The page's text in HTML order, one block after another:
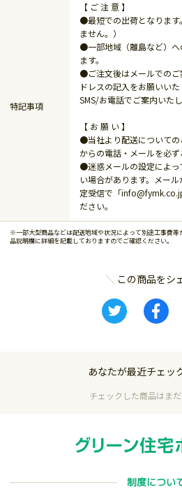
特記事項
【 ご 注 意 】
●最短での出荷となります
ません。）
●一部地域（離島など）
ます。
●ご注文後はメールでの
ドレスの記入をお願いい
SMS/お電話でご案内いたし
【 お 願 い 】
●当社より配送について
からの電話・メールを必ず
●迷惑メールの設定によ
い場合があります。メー
定受信で「
ださい。
※一部大型商品などは配送地域や状況によって別途工事費
品説明欄に詳細を記載しておりますのでご確認ください。
この商品をシ
あなたが最近チェッ
チェックした商品はま
制度につい